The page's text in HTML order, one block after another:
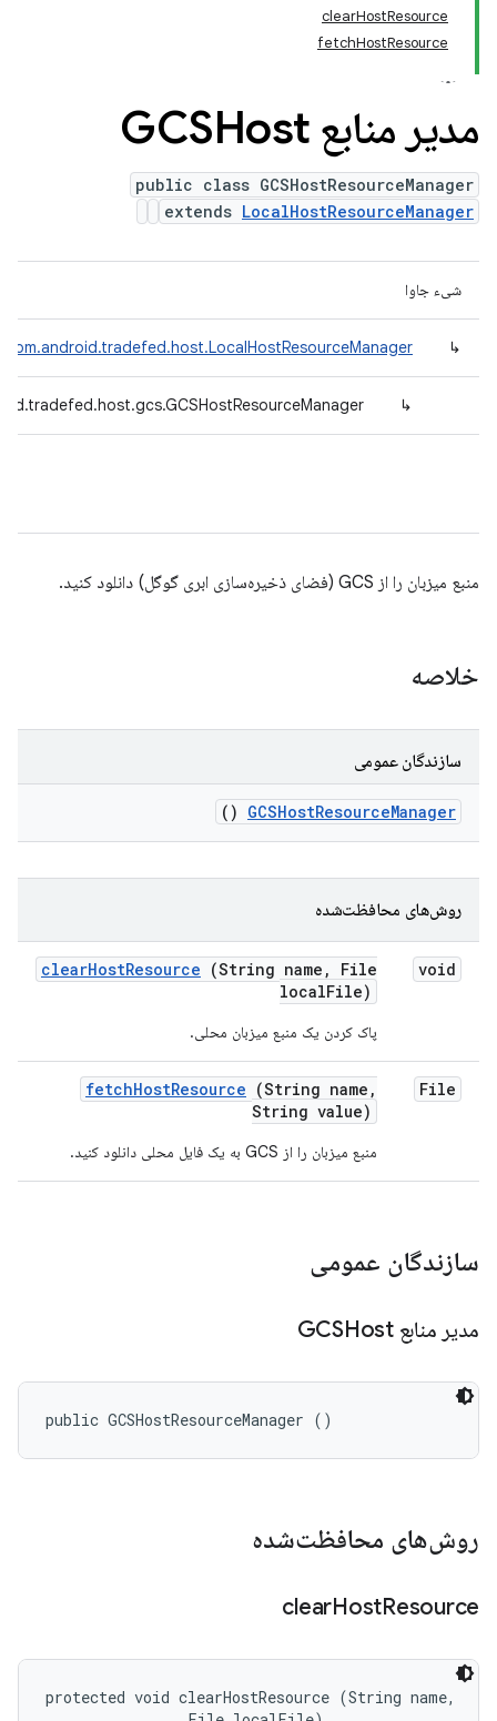
clearHostResource
fetchHostResource
مدیر منابع GCSHost
public class GCSHostResourceManager
extends LocalHostResourceManager
شیء جاوا
↳
com.android.tradefed.host.LocalHostResourceManager
↳
منبع میزبان را از GCS (فضای ذخیره‌سازی ابری گوگل) دانلود کنید.
خلاصه
سازندگان عمومی
GCSHostResourceManager
()
روش‌های محافظت‌شده
void
clearHostResource (String name ,
File
localFile)
پاک کردن یک منبع میزبان محلی.
File
fetchHostResource (String name ,
String value)
منبع میزبان را از GCS به یک فایل محلی دانلود کنید.
سازندگان عمومی
مدیر منابع GCSHost
public GCSHostResourceManager ()
روش‌های محافظت‌شده
clearHostResource
protected void clearHostResource (String name,